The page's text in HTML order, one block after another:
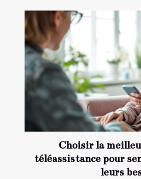
Choisir la
téléassistance pour
leurs